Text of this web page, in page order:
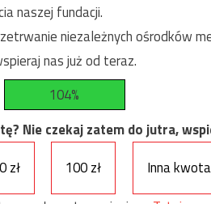
naszej fundacji.
niezależnych ośrodków
nas już od teraz.
104%
Nie czekaj zatem do jutra,
zł 100 zł
Inna kwota